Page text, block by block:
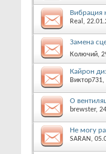
Вибрация
Real ,
Замена
Колючий,
Кайрон
Виктор731,
О
brewster,
Не могу
SARAN ,